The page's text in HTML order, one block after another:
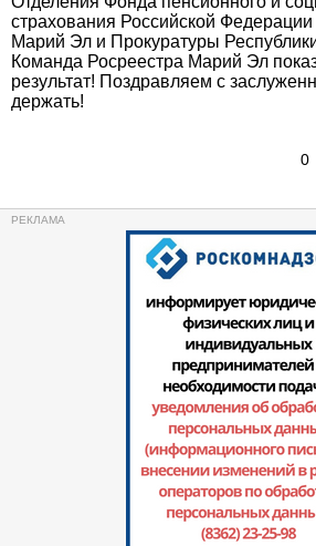
страхования Российской
Марий Эл и Прокуратуры
Команда Росреестра Марий Эл
результат! Поздравляем с
держать!
0